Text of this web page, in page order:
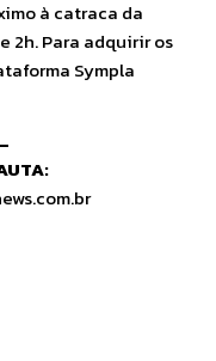
à catraca da
2h. Para adquirir os
Sympla